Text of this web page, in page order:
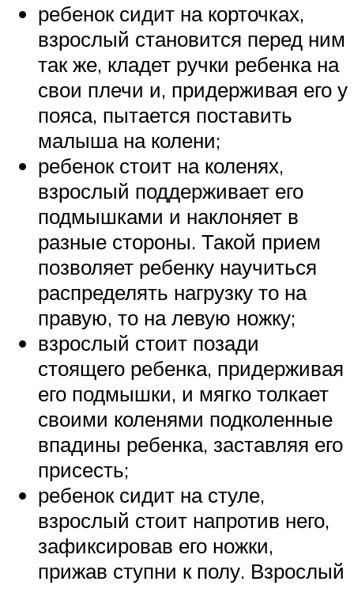
ребенок сидит на корточках,
взрослый становится перед ним
так же, кладет ручки ребенка на
свои плечи и, придерживая его у
пояса, пытается поставить
малыша на колени;
ребенок стоит на коленях,
взрослый поддерживает его
подмышками и наклоняет в
разные стороны. Такой прием
позволяет ребенку научиться
распределять нагрузку то на
правую, то на левую ножку;
взрослый стоит позади
стоящего ребенка, придерживая
его подмышки, и мягко толкает
своими коленями подколенные
впадины ребенка, заставляя его
присесть;
ребенок сидит на стуле,
взрослый стоит напротив него,
зафиксировав его ножки,
прижав ступни к полу. Взрослый